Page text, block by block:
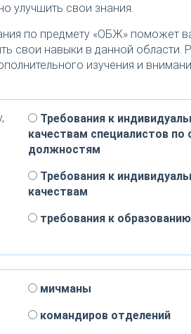
улучшить свои знания.
по предмету «ОБЖ» поможет
свои навыки в данной области.
изучения и
Требования к
качествам специалистов
должностям
Требования к
качествам
требования к образованию
мичманы
командиров отделений